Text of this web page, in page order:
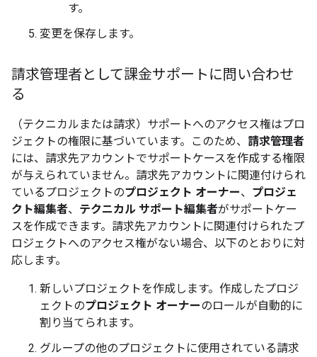
す。
変更を保存します。
請求管理者として課金サポートに問い合わせ
る
（テクニカルまたは請求）サポートへのアクセス権はプロ
ジェクトの権限に基づいています。このため、 請求管理者
には、請求先アカウントでサポートケースを作成する権限
が与えられていません。請求先アカウントに関連付けられ
ているプロジェクトのプロジェクト オーナー、 プロジェ
クト編集者、 テクニカル サポート編集者がサポートケー
スを作成できます。請求先アカウントに関連付けられたプ
ロジェクトへのアクセス権がない場合、以下のとおりに対
応します。
新しいプロジェクトを作成します。作成したプロジ
ェクトのプロジェクト オーナーのロールが自動的に
割り当てられます。
グループの他のプロジェクトに使用されている請求